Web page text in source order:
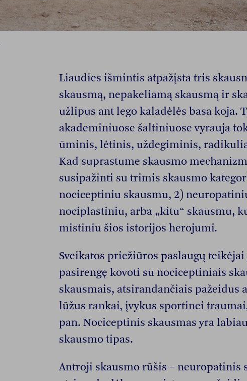
Liaudies išmintis atpažįsta tris
skausmą, nepakeliamą skausmą ir
užlipus ant lego kaladėlės basa koja.
akademiniuose šaltiniuose vyrauja
ūminis, lėtinis, uždegiminis,
Kad suprastume skausmo
susipažinti su trimis skausmo
nociceptiniu skausmu, 2)
nociplastiniu, arba „kitu“ skausmu,
mistiniu šios istorijos herojumi.
Sveikatos priežiūros paslaugų
pasirengę kovoti su nociceptiniais
skausmais, atsirandančiais pažeidus
lūžus rankai, įvykus sportinei
pan. Nociceptinis skausmas yra
skausmo tipas.
Antroji skausmo rūšis – neuropatinis